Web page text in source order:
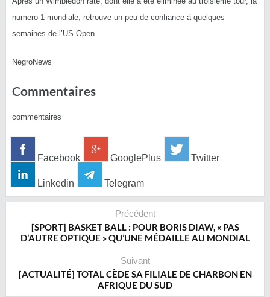
numero 1 mondiale, retrouve un peu de confiance à quelques
semaines de l’US Open.
NegroNews
Commentaires
commentaires
Facebook GooglePlus Twitter
Linkedin Telegram
Précédent
[SPORT] BASKET BALL : POUR BORIS DIAW, « PAS
D’AUTRE OPTIQUE » QU’UNE MÉDAILLE AU MONDIAL
Suivant
[ACTUALITÉ] TOTAL CÈDE SA FILIALE DE CHARBON EN
AFRIQUE DU SUD